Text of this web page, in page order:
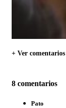
+ Ver comentarios
8 comentarios
Pato